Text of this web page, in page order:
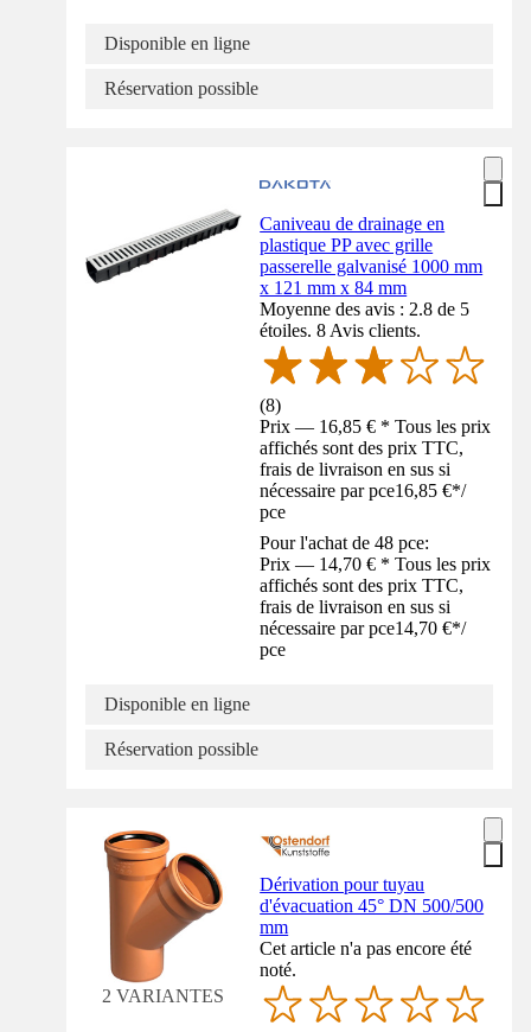
Disponible en ligne
Réservation possible
Caniveau de drainage en
plastique PP avec grille
passerelle galvanisé 1000 mm
x 121 mm x 84 mm
Moyenne des avis : 2.8 de 5
étoiles. 8 Avis clients.
(8)
Prix — 16,85 € * Tous les prix
affichés sont des prix TTC,
frais de livraison en sus si
nécessaire par pce16,85 €*/
pce
Pour l'achat de 48 pce:
Prix — 14,70 € * Tous les prix
affichés sont des prix TTC,
frais de livraison en sus si
nécessaire par pce14,70 €*/
pce
Disponible en ligne
Réservation possible
2 VARIANTES
Dérivation pour tuyau
d'évacuation 45° DN 500/500
mm
Cet article n'a pas encore été
noté.